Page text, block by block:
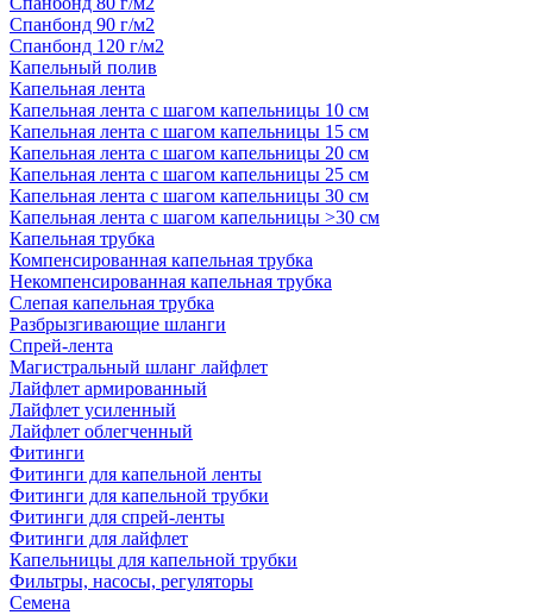
Спанбонд 90 г/м2
Спанбонд 120 г/м2
Капельный полив
Капельная лента
Капельная лента с шагом капельницы 10 см
Капельная лента с шагом капельницы 15 см
Капельная лента с шагом капельницы 20 см
Капельная лента с шагом капельницы 25 см
Капельная лента с шагом капельницы 30 см
Капельная лента с шагом капельницы >30 см
Капельная трубка
Компенсированная капельная трубка
Некомпенсированная капельная трубка
Слепая капельная трубка
Разбрызгивающие шланги
Спрей-лента
Магистральный шланг лайфлет
Лайфлет армированный
Лайфлет усиленный
Лайфлет облегченный
Фитинги
Фитинги для капельной ленты
Фитинги для капельной трубки
Фитинги для спрей-ленты
Фитинги для лайфлет
Капельницы для капельной трубки
Фильтры, насосы, регуляторы
Семена